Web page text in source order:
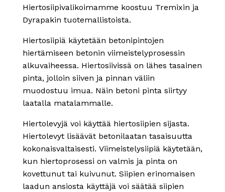
Hiertosiipivalikoimamme koostuu Tremixin ja
Dyrapakin tuotemallistoista.
Hiertosiipiä käytetään betonipintojen
hiertämiseen betonin viimeistelyprosessin
alkuvaiheessa. Hiertosiivissä on lähes tasainen
pinta, jolloin siiven ja pinnan väliin
muodostuu imua. Näin betoni pinta siirtyy
laatalla matalammalle.
Hiertolevyjä voi käyttää hiertosiipien sijasta.
Hiertolevyt lisäävät betonilaatan tasaisuutta
kokonaisvaltaisesti. Viimeistelysiipiä käytetään,
kun hiertoprosessi on valmis ja pinta on
kovettunut tai kuivunut. Siipien erinomaisen
laadun ansiosta käyttäjä voi säätää siipien